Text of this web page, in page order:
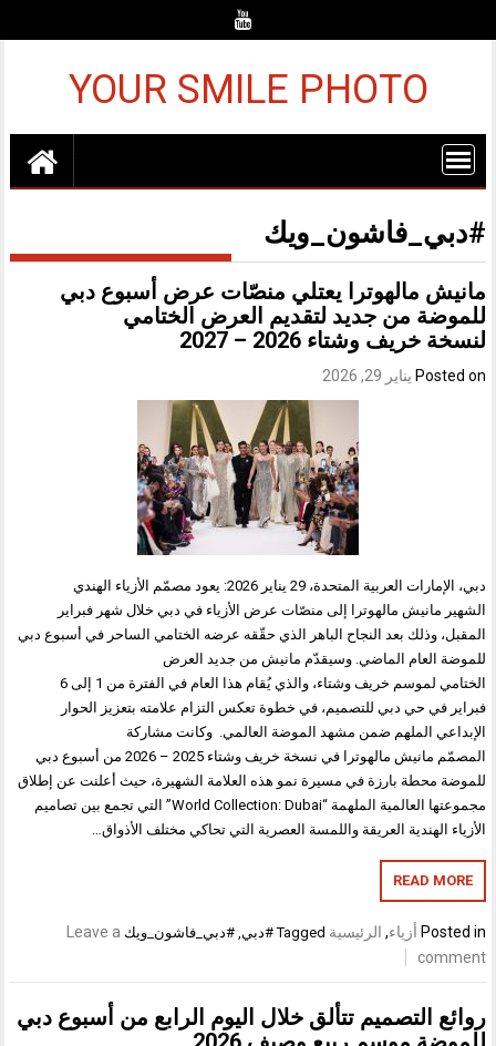
YOUR SMILE PHOTO
#دبي_فاشون_ويك
مانيش مالهوترا يعتلي منصّات عرض أسبوع دبي
للموضة من جديد لتقديم العرض الختامي
لنسخة خريف وشتاء 2026 – 2027
Posted on يناير 29, 2026
دبي، الإمارات العربية المتحدة، 29 يناير 2026: يعود مصمّم الأزياء الهندي
الشهير مانيش مالهوترا إلى منصّات عرض الأزياء في دبي خلال شهر فبراير
المقبل، وذلك بعد النجاح الباهر الذي حقّقه عرضه الختامي الساحر في أسبوع دبي
للموضة العام الماضي. وسيقدّم مانيش من جديد العرض
الختامي لموسم خريف وشتاء، والذي يُقام هذا العام في الفترة من 1 إلى 6
فبراير في حي دبي للتصميم، في خطوة تعكس التزام علامته بتعزيز الحوار
الإبداعي الملهم ضمن مشهد الموضة العالمي. وكانت مشاركة
المصمّم مانيش مالهوترا في نسخة خريف وشتاء 2025 – 2026 من أسبوع دبي
للموضة محطة بارزة في مسيرة نمو هذه العلامة الشهيرة، حيث أعلنت عن إطلاق
مجموعتها العالمية الملهمة “World Collection: Dubai” التي تجمع بين تصاميم
الأزياء الهندية العريقة واللمسة العصرية التي تحاكي مختلف الأذواق…
READ MORE
Posted in أزياء, الرئيسية Tagged #دبي,#دبي_فاشون_ويك Leave a
comment
روائع التصميم تتألق خلال اليوم الرابع من أسبوع دبي